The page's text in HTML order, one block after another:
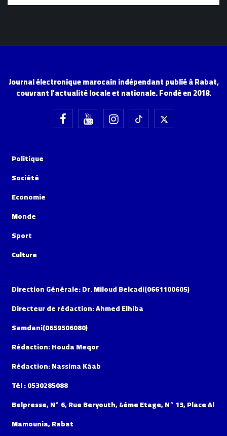
Journal électronique marocain indépendant publié à Rabat,
couvrant l'actualité locale et nationale. Fondé en 2018.
Politique
Société
Economie
Monde
Sport
Culture
Direction Générale: Dr. Miloud Belcadi(0661100605)
Directeur de rédaction: Ahmed Elhiba
Samdani(0659506080)
Rédaction: Houda Meqor
Rédaction: Nassima Kâab
Tél : 0530285088
Belpresse, N° 6, Rue Beryouth, 4éme Etage, N° 13, Place Al
Mamounia, Rabat